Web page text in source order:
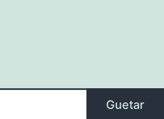
Guetar